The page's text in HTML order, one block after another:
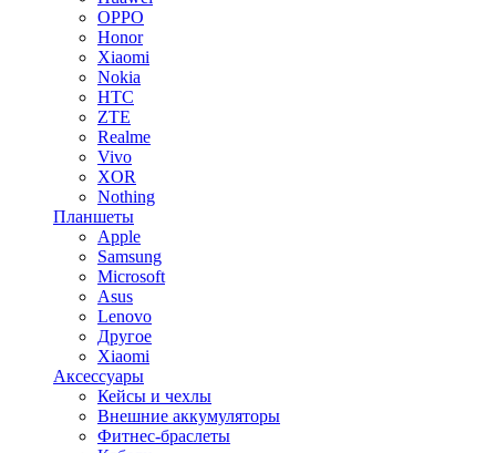
OPPO
Honor
Xiaomi
Nokia
HTC
ZTE
Realme
Vivo
XOR
Nothing
Планшеты
Apple
Samsung
Microsoft
Asus
Lenovo
Другое
Xiaomi
Аксессуары
Кейсы и чехлы
Внешние аккумуляторы
Фитнес-браслеты